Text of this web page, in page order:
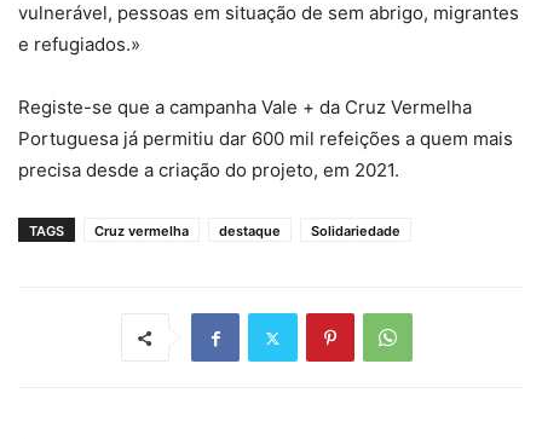
vulnerável, pessoas em situação de sem abrigo, migrantes
e refugiados.»
Registe-se que a campanha Vale + da Cruz Vermelha
Portuguesa já permitiu dar 600 mil refeições a quem mais
precisa desde a criação do projeto, em 2021.
TAGS Cruz vermelha destaque Solidariedade